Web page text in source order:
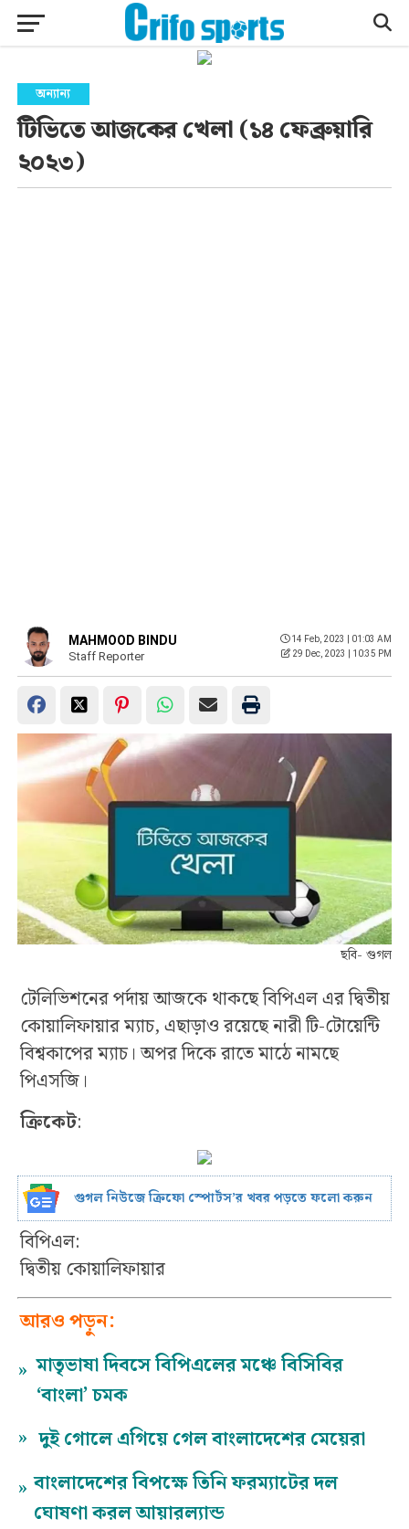
অন্যান্য
টিভিতে আজকের খেলা (১৪ ফেব্রুয়ারি
২০২৩)
MAHMOOD BINDU
Staff Reporter
14 Feb, 2023 | 01:03 AM
29 Dec, 2023 | 10:35 PM
ছবি- গুগল
টেলিভিশনের পর্দায় আজকে থাকছে বিপিএল এর দ্বিতীয়
কোয়ালিফায়ার ম্যাচ, এছাড়াও রয়েছে নারী টি-টোয়েন্টি
বিশ্বকাপের ম্যাচ। অপর দিকে রাতে মাঠে নামছে
পিএসজি।
ক্রিকেট:
গুগল নিউজে ক্রিফো স্পোর্টস’র খবর পড়তে ফলো করুন
বিপিএল:
দ্বিতীয় কোয়ালিফায়ার
আরও পড়ুন:
» মাতৃভাষা দিবসে বিপিএলের মঞ্চে বিসিবির
‘বাংলা’ চমক
» দুই গোলে এগিয়ে গেল বাংলাদেশের মেয়েরা
» বাংলাদেশের বিপক্ষে তিনি ফরম্যাটের দল
ঘোষণা করল আয়ারল্যান্ড